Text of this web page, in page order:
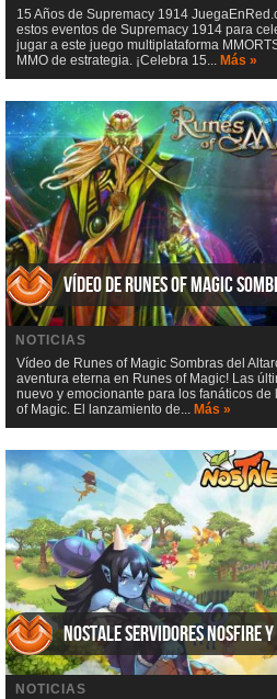
15 Años de Supremacy 1914
estos eventos de Supremacy 1914 para
jugar a este juego multiplataforma
MMO de estrategia. ¡Celebra 15... Más »
Vídeo de Runes of Magic
NOTICIAS
Vídeo de Runes of Magic Sombras del
aventura eterna en Runes of Magic! Las
nuevo y emocionante para los fanáticos
of Magic. El lanzamiento de... Más »
NosTale Servidores NosFire
NOTICIAS